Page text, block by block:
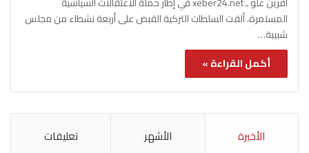
المستمرة، ألقت السلطات التركية القبض على أربعة نشطاء من مجلس
شبيبة…
أكمل القراءة »
الأخيرة الأشهر تعليقات